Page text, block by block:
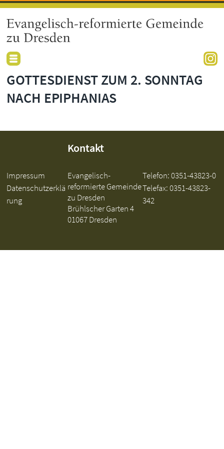
GOTTESDIENST ZUM 2. SONNTAG
NACH EPIPHANIAS
Impressum
Datenschutzerklä
rung
Kontakt
Evangelisch-
reformierte Gemeinde
zu Dresden
Brühlscher Garten 4
01067 Dresden
Telefon:0351-43823-0
Telefax: 0351-43823-
342